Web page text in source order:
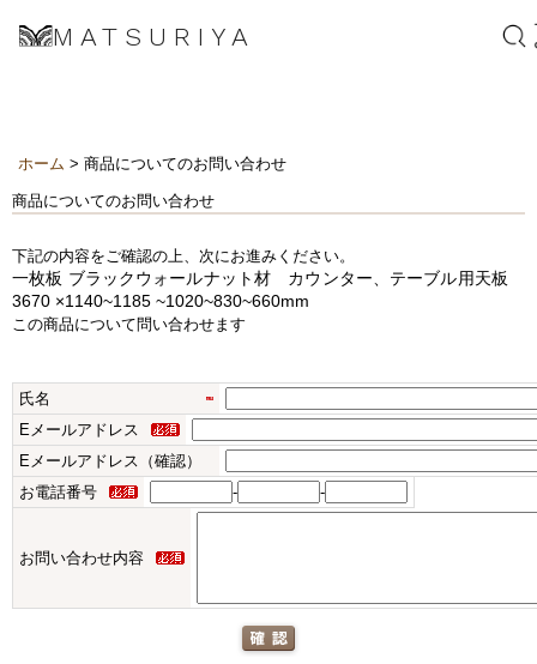
MATSURIYA
ホーム > 商品についてのお問い合わせ
商品についてのお問い合わせ
下記の内容をご確認の上、次にお進みください。
一枚板 ブラックウォールナット材 カウンター、テーブル用天板
3670 ×1140~1185 ~1020~830~660mm
この商品について問い合わせます
氏名
Eメールアドレス
Eメールアドレス（確認）
お電話番号
- -
お問い合わせ内容